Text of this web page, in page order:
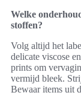
Welke
stoffen?
Volg altijd het
delicate viscose
prints om
vermijd bleek.
Bewaar items uit